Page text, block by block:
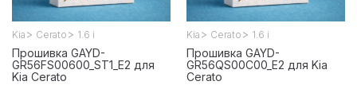
Kia > Cerato > 1.6 i
Прошивка GAYD-
GR56FS00600_ST1_E2 для
Kia Cerato
Kia > Cerato > 1.6 i
Прошивка GAYD-
GR56QS00C00_E2 для Kia
Cerato